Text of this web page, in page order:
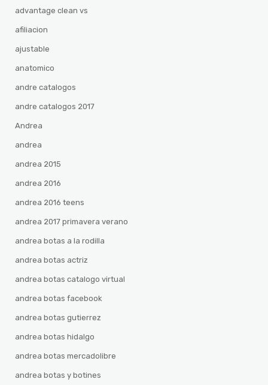
advantage clean vs
afiliacion
ajustable
anatomico
andre catalogos
andre catalogos 2017
Andrea
andrea
andrea 2015
andrea 2016
andrea 2016 teens
andrea 2017 primavera verano
andrea botas a la rodilla
andrea botas actriz
andrea botas catalogo virtual
andrea botas facebook
andrea botas gutierrez
andrea botas hidalgo
andrea botas mercadolibre
andrea botas y botines